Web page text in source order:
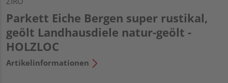
Parkett Eiche Bergen super rustikal,
geölt Landhausdiele natur-geölt -
HOLZLOC
Artikelinformationen